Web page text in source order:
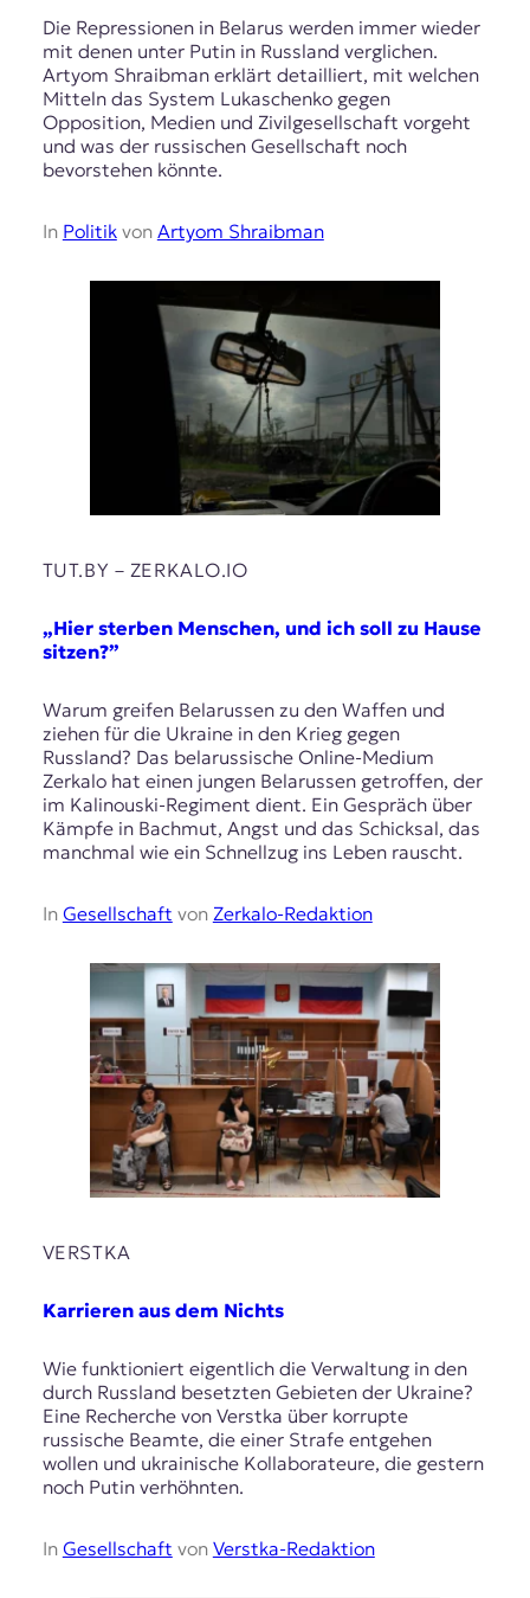
Die Repressionen in Belarus werden immer wieder
mit denen unter Putin in Russland verglichen.
Artyom Shraibman erklärt detailliert, mit welchen
Mitteln das System Lukaschenko gegen
Opposition, Medien und Zivilgesellschaft vorgeht
und was der russischen Gesellschaft noch
bevorstehen könnte.
In Politikvon Artyom Shraibman
TUT.BY – ZERKALO.IO
„Hier sterben Menschen, und ich soll zu Hause
sitzen?”
Warum greifen Belarussen zu den Waffen und
ziehen für die Ukraine in den Krieg gegen
Russland? Das belarussische Online-Medium
Zerkalo hat einen jungen Belarussen getroffen, der
im Kalinouski-Regiment dient. Ein Gespräch über
Kämpfe in Bachmut, Angst und das Schicksal, das
manchmal wie ein Schnellzug ins Leben rauscht.
In Gesellschaft von Zerkalo-Redaktion
VERSTKA
Karrieren aus dem Nichts
Wie funktioniert eigentlich die Verwaltung in den
durch Russland besetzten Gebieten der Ukraine?
Eine Recherche von Verstka über korrupte
russische Beamte, die einer Strafe entgehen
wollen und ukrainische Kollaborateure, die gestern
noch Putin verhöhnten.
In Gesellschaft von Verstka-Redaktion